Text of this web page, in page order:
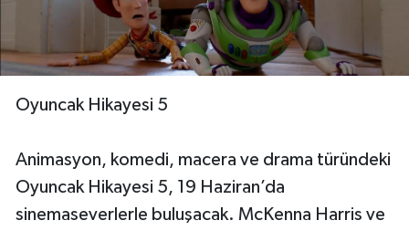
Oyuncak Hikayesi 5
Animasyon, komedi, macera ve drama türündeki
Oyuncak Hikayesi 5, 19 Haziran’da
sinemaseverlerle buluşacak. McKenna Harris ve